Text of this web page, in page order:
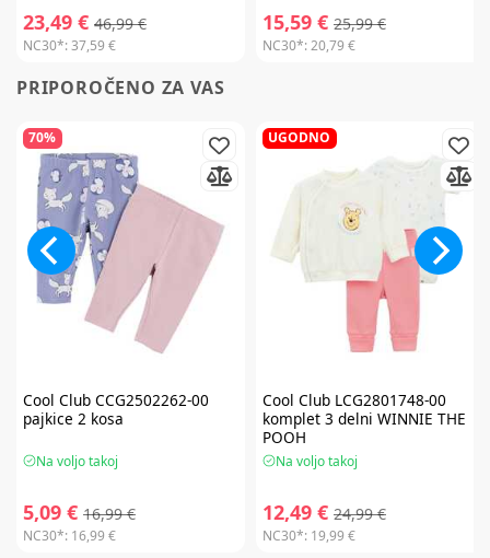
23,49 € 46,99 €
NC30*:37,59 €
15,59 € 25,99 €
NC30*:20,79 €
PRIPOROČENO ZA VAS
70%
Cool ClubCCG2502262-00
pajkice 2 kosa
Na voljo takoj
5,09 € 16,99 €
NC30*: 16,99 €
UGODNO
Cool ClubLCG2801748-00
komplet 3 delni WINNIE THE
POOH
Na voljo takoj
12,49 € 24,99 €
NC30*: 19,99 €